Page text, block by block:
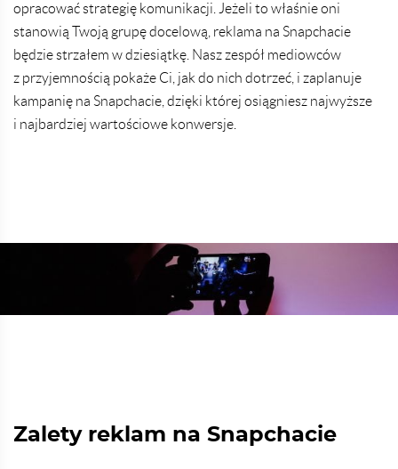
opracować strategię komunikacji. Jeżeli to właśnie oni
stanowią Twoją grupę docelową, reklama na Snapchacie
będzie strzałem w dziesiątkę. Nasz zespół mediowców
z przyjemnością pokaże Ci, jak do nich dotrzeć, i zaplanuje
kampanię na Snapchacie, dzięki której osiągniesz najwyższe
i najbardziej wartościowe konwersje.
Zalety reklam na Snapchacie